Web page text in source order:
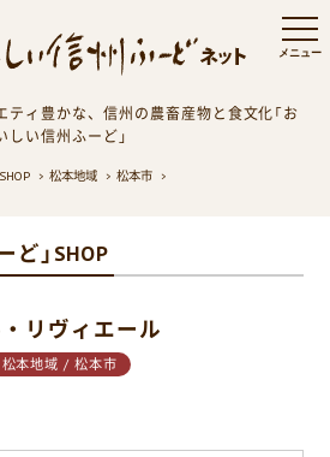
ィ豊かな、信州の農畜産物と食文化「お
しい信州ふーど」
松本地域
松本市
ど」SHOP
リヴィエール
松本地域 / 松本市